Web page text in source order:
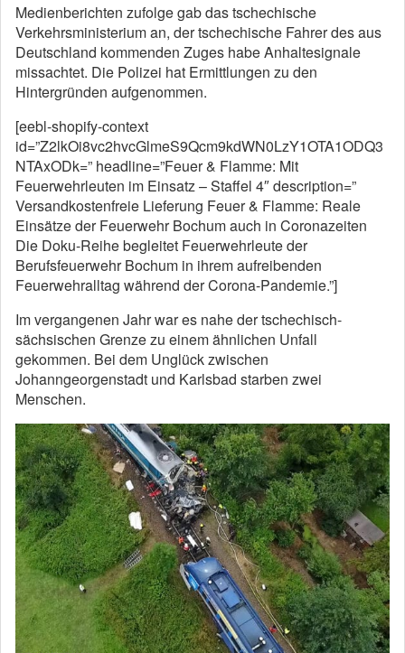
Medienberichten zufolge gab das tschechische
Verkehrsministerium an, der tschechische Fahrer des aus
Deutschland kommenden Zuges habe Anhaltesignale
missachtet. Die Polizei hat Ermittlungen zu den
Hintergründen aufgenommen.
[eebl-shopify-context
id=”Z2lkOi8vc2hvcGlmeS9Qcm9kdWN0LzY1OTA1ODQ3
NTAxODk=” headline=”Feuer & Flamme: Mit
Feuerwehrleuten im Einsatz – Staffel 4″ description=”
Versandkostenfreie Lieferung Feuer & Flamme: Reale
Einsätze der Feuerwehr Bochum auch in Coronazeiten
Die Doku-Reihe begleitet Feuerwehrleute der
Berufsfeuerwehr Bochum in ihrem aufreibenden
Feuerwehralltag während der Corona-Pandemie.”]
Im vergangenen Jahr war es nahe der tschechisch-
sächsischen Grenze zu einem ähnlichen Unfall
gekommen. Bei dem Unglück zwischen
Johanngeorgenstadt und Karlsbad starben zwei
Menschen.